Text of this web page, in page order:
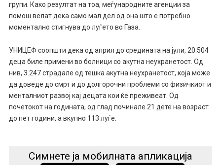
групи. Како резултат на тоа, меѓународните агенции за
помош велат дека само мал дел од она што е потребно
моментално стигнува до луѓето во Газа.
УНИЦЕФ соопшти дека од април до средината на јули, 20.504
деца биле примени во болници со акутна неухранетост. Од
нив, 3.247 страдале од тешка акутна неухранетост, која може
да доведе до смрт и до долгорочни проблеми со физичкиот и
менталниот развој кај децата кои ќе преживеат. Од
почетокот на годината, од глад починале 21 дете на возраст
до пет години, а вкупно 113 луѓе.
Симнете ја мобилната апликација